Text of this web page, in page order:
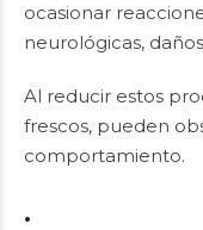
ocasionar
neurológicas,
Al reducir estos
frescos, pueden
comportamiento.
.